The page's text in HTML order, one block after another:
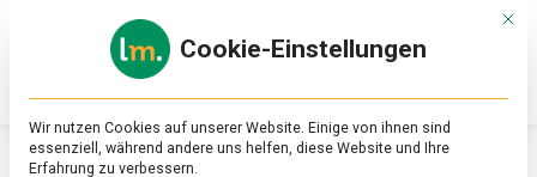
Online-
Magazin
zu
Mit
Cookie-Einstellungen
Wir nutzen Cookies auf unserer Website. Einige von ihnen sind
essenziell, während andere uns helfen, diese Website und Ihre
Erfahrung zu verbessern.